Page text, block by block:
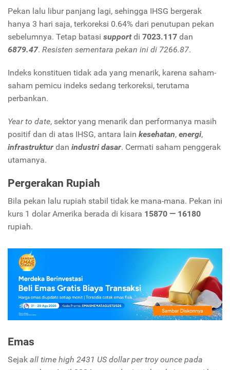
Pekan lalu libur panjang lagi, sehingga IHSG bergerak
hanya 3 hari saja, terkoreksi 0.64% dari penutupan pekan
sebelumnya. Tetap batasi supportdi 7023.117 dan
6879.47. Resisten sementara pekan ini di 7266.87.
Indeks konstituen tidak ada yang menarik, karena saham-
saham pemicu indeks sedang terkoreksi, terutama
perbankan.
Year to date, sektor yang menarik dan performanya masih
positif dan di atas IHSG, antara lain kesehatan, energi,
infrastruktur dan industri dasar. Cermati saham penggerak
utamanya.
Pergerakan Rupiah
Bila pekan lalu rupiah stabil tidak ke mana-mana. Pekan ini
kurs 1 dolar Amerika berada di kisara 15870 — 16180
rupiah.
Emas
Sejak all time high 2431 US dollar per troy ounce pada